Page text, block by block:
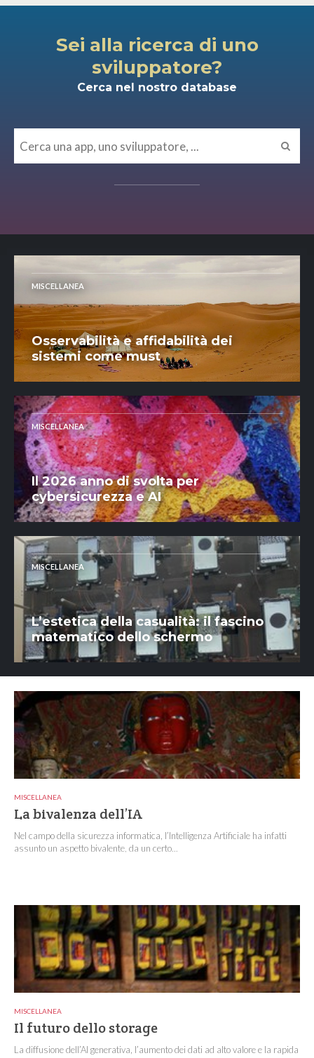
Sei alla ricerca di uno
sviluppatore?
Cerca nel nostro database
MISCELLANEA
Osservabilità e affidabilità dei
sistemi come must
MISCELLANEA
Il 2026 anno di svolta per
cybersicurezza e AI
MISCELLANEA
L’estetica della casualità: il fascino
matematico dello schermo
MISCELLANEA
La bivalenza dell’IA
Nel campo della sicurezza informatica, l’Intelligenza Artificiale ha infatti
assunto un aspetto bivalente, da un certo...
MISCELLANEA
Il futuro dello storage
La diffusione dell’AI generativa, l’aumento dei dati ad alto valore e la rapida